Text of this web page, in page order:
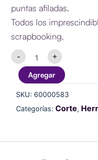
puntas afiladas.
Todos los
scrapbooking.
-
Mini
Tool
Kit
Lila
R
Memory
Keepers
+
Agregar
SKU: 60000583
Categorías: Corte,